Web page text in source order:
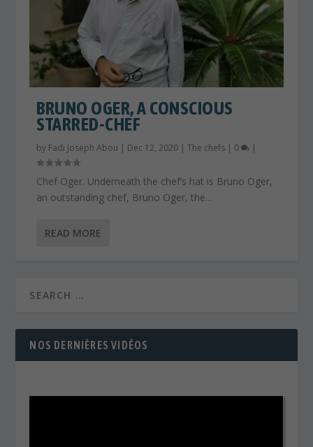
BRUNO OGER, A CONSCIOUS
STARRED-CHEF
by Fadi Joseph Abou | Dec 12, 2020 |The chefs | 0 |
Chef Oger. Underneath the chef’s hat is Bruno Oger,
an outstanding chef, Bruno Oger, the...
READ MORE
NOS DERNIÈRES VIDÉOS